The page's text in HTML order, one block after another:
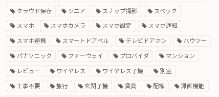
クラウド保存 シニア スナップ撮影 スペック
スマホ スマホカメラ スマホ設定 スマホ通知
スマホ連携 スマートドアベル テレビドアホン ハウツー
パナソニック ファーウェイ プロバイダ マンション
レビュー ワイヤレス ワイヤレス子機 別室
工事不要 旅行 玄関子機 賃貸 配線 録画機能